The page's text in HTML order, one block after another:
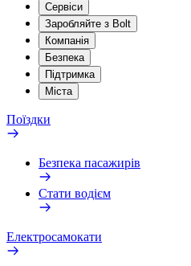
Сервіси
Заробляйте з Bolt
Компанія
Безпека
Підтримка
Міста
Поїздки
Безпека пасажирів
Стати водієм
Електросамокати